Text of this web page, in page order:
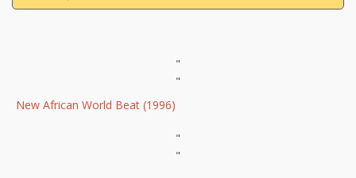
"
"
New African World Beat (1996)
"
"